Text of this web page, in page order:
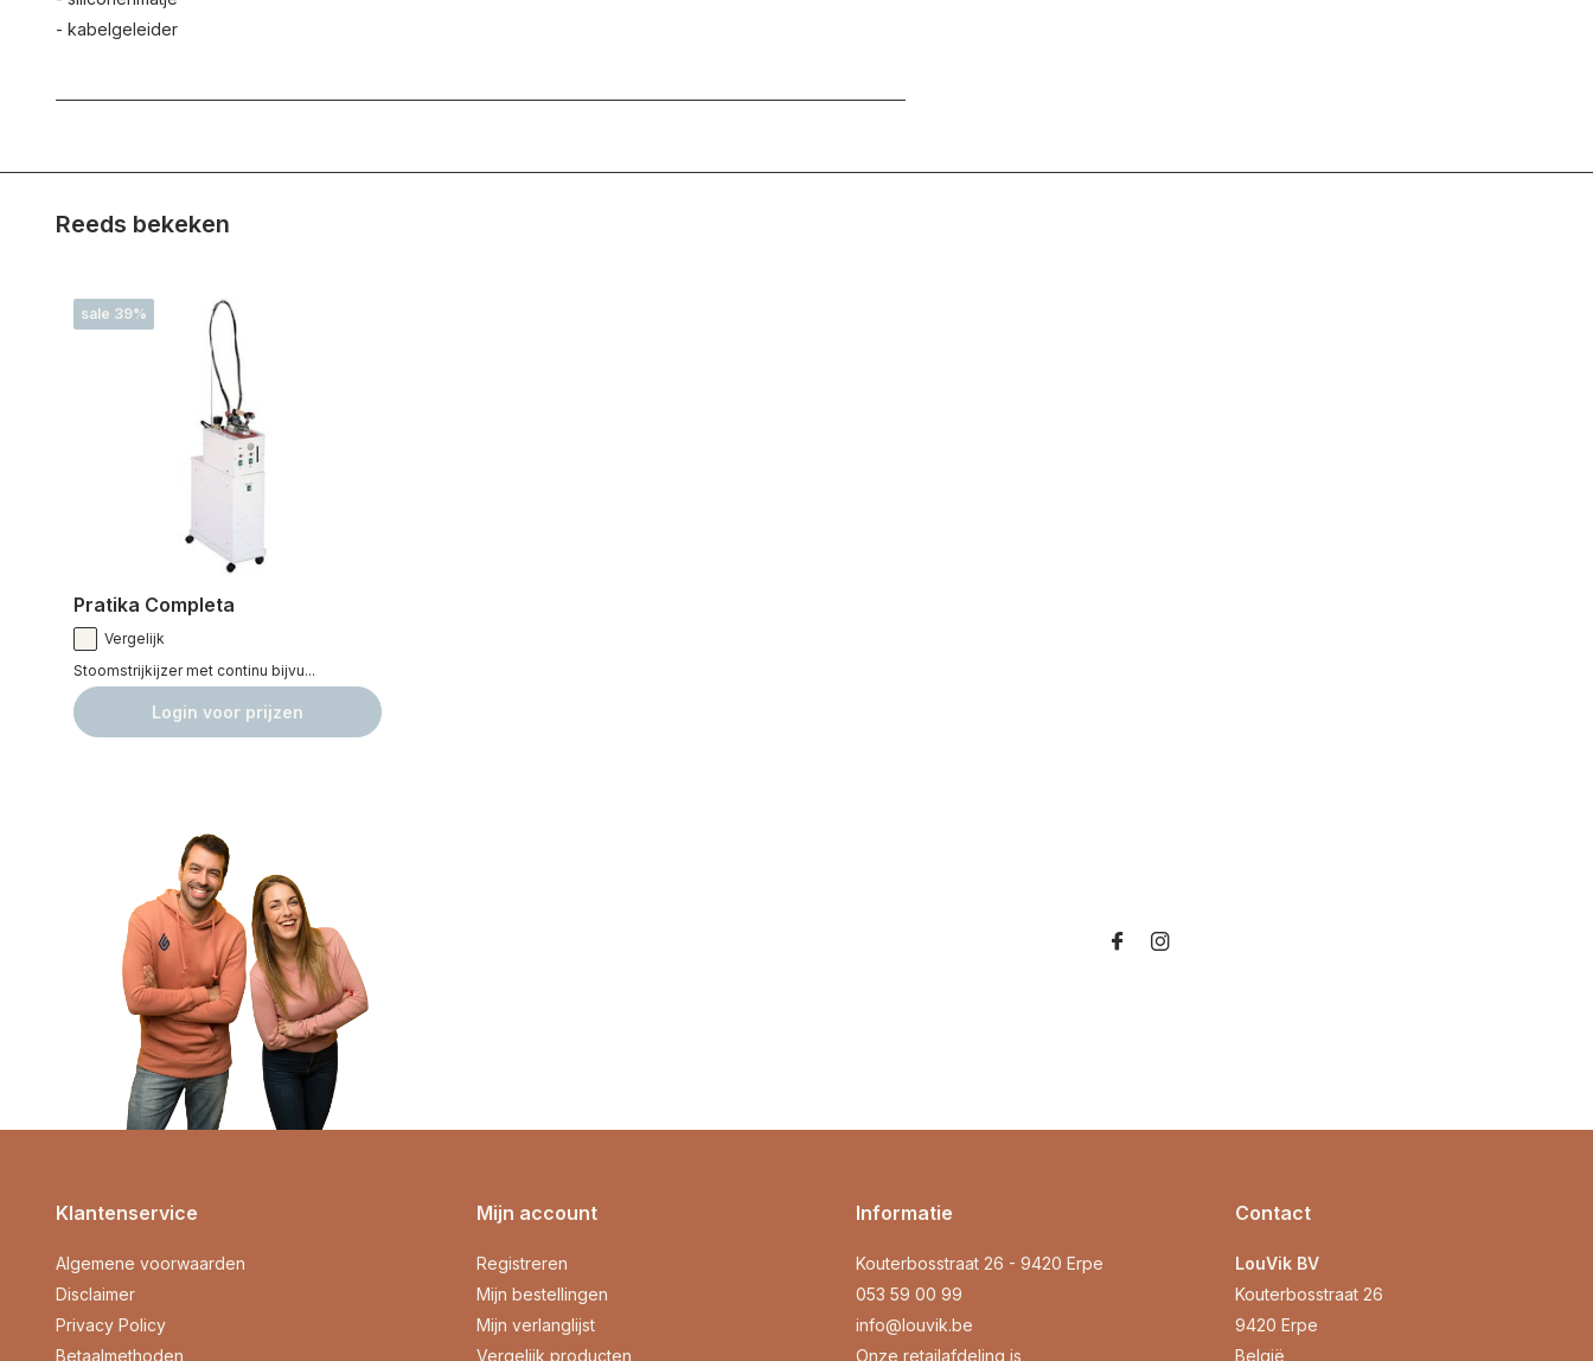
- kabelgeleider
Reeds bekeken
sale 39%
Pratika Completa
Vergelijk
Stoomstrijkijzer met continu bijvu...
Login voor prijzen
Klantenservice
Algemene voorwaarden
Disclaimer
Privacy Policy
Betaalmethoden
Mijn account
Registreren
Mijn bestellingen
Mijn verlanglijst
Vergelijk producten
Informatie
Kouterbosstraat 26 - 9420 Erpe
053 59 00 99
info@louvik.be
Onze retailafdeling is
Contact
LouVik BV
Kouterbosstraat 26
9420 Erpe
België